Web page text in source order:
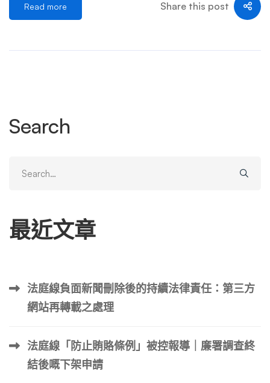
因。 (1)對方知道你的電話號碼 如果您知道 LINE 上的電話號
生日期”或“姓名 + 易於理解的號碼”，往往很容易找到。 (3)
發送聊天訊息。如果您的聯絡資訊與您不認識的人分享，您
一年，您的手機號碼將分配給另一個訂閱者。因此，如果朋
友或熟人更改了手機號碼，但沒有通知您，而其他人已經獲
…
Read more Share this post
Search
for:
最近文章
法庭線負面新聞刪除後的持續法律責任：第三方
網站再轉載之處理
法庭線「防止賄賂條例」被控報導｜廉署調查終
結後嘅下架申請